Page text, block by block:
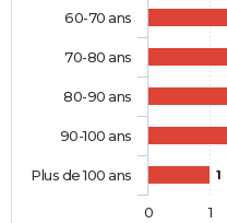
1
60-70 ans
70-80 ans
80-90 ans
90-100 ans
Plus de 100 ans
0 1